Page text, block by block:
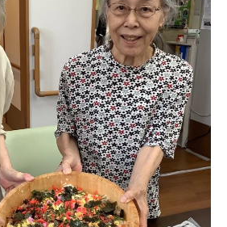
ニティ放送
究所
生フォーラム
ボジャパン
本医療福祉機構
ーマシー